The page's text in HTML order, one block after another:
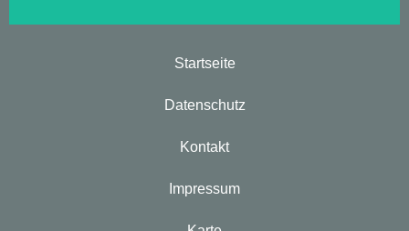
Startseite
Datenschutz
Kontakt
Impressum